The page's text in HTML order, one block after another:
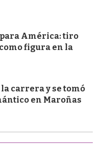
América: tiro
figura en la
carrera y se tomó
en Maroñas